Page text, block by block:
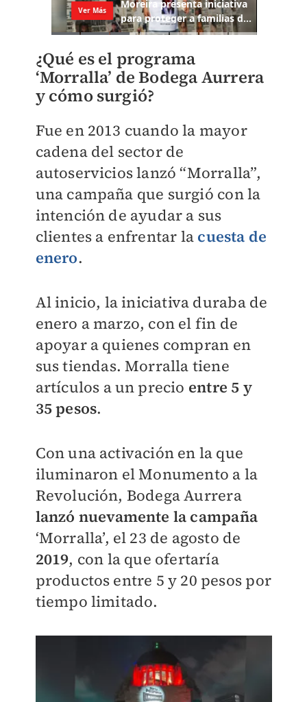
¿Qué es el programa
‘Morralla’ de Bodega Aurrera
y cómo surgió?
Fue en 2013 cuando la mayor
cadena del sector de
autoservicios lanzó “Morralla”,
una campaña que surgió con la
intención de ayudar a sus
clientes a enfrentar la cuesta de
enero.
Al inicio, la iniciativa duraba de
enero a marzo, con el fin de
apoyar a quienes compran en
sus tiendas. Morralla tiene
artículos a un precio entre 5 y
35 pesos.
Con una activación en la que
iluminaron el Monumento a la
Revolución, Bodega Aurrera
lanzó nuevamente la campaña
‘Morralla’, el 23 de agosto de
2019, con la que ofertaría
productos entre 5 y 20 pesos por
tiempo limitado.